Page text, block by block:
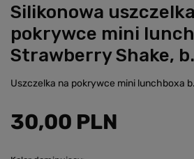
Silikonowa
pokrywce mini
Strawberry Shake,
Uszczelka na pokrywce mini lunchboxa
30,00 PLN